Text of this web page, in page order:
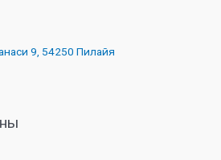
9, 54250 Пилайя